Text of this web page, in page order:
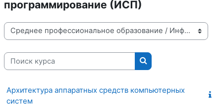
программирование (ИСП)
Категории курсов
Поиск курса
Поиск курса
Архитектура аппаратных средств компьютерных
систем